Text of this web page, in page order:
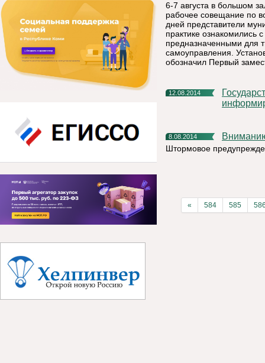
6-7 августа в большом
рабочее совещание по
дней представители
практике
предназначенными для
самоуправления.
обозначил Первый
12.08.2014
Государственная инспекция труда в Республике Коми
8.08.2014
Штормовое
« 584 585